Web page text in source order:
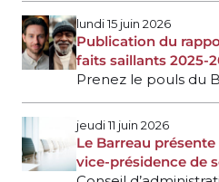
lundi 15 juin 2026
Publication du
faits saillants 2025-
Prenez le pouls du
jeudi 11 juin 2026
Le Barreau
vice-présidence de